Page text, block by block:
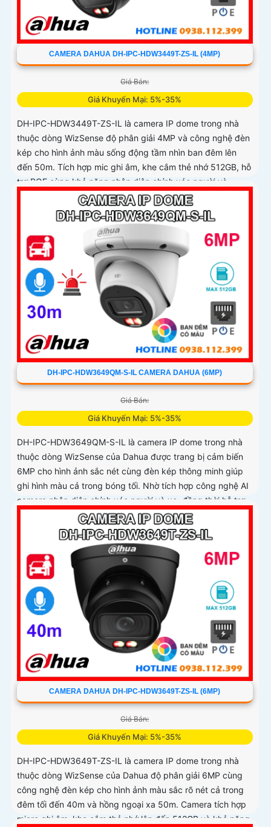
CAMERA DAHUA DH-IPC-HDW3449T-ZS-IL (4MP)
Giá Bán:
Giá Khuyến Mại: 5%-35%
DH-IPC-HDW3449T-ZS-IL là camera IP dome trong nhà
thuộc dòng WizSense độ phân giải 4MP và công nghệ đèn
kép cho hình ảnh màu sống động tầm nhìn ban đêm lên
đến 50m. Tích hợp mic ghi âm, khe cắm thẻ nhớ 512GB, hỗ
trợ POE cùng khả năng nhận diện chính xác người và
phương tiện, camera mang đến giải pháp giám sát an ninh
thông minh, hiệu quả phù hợp lắp đặt tại gia đình, văn
DH-IPC-HDW3649QM-S-IL CAMERA DAHUA (6MP)
Giá Bán:
Giá Khuyến Mại: 5%-35%
DH-IPC-HDW3649QM-S-IL là camera IP dome trong nhà
thuộc dòng WizSense của Dahua được trang bị cảm biến
6MP cho hình ảnh sắc nét cùng đèn kép thông minh giúp
ghi hình màu cả trong bóng tối. Nhờ tích hợp công nghệ AI
camera nhận diện chính xác người và xe, đồng thời hỗ trợ
mic ghi âm rõ ràng và khe thẻ nhớ lên đến 512GB cho khả
năng lưu trữ vượt trội với thiết kế nhỏ gọn cấp nguồn qua
CAMERA DAHUA DH-IPC-HDW3649T-ZS-IL (6MP)
Giá Bán:
Giá Khuyến Mại: 5%-35%
DH-IPC-HDW3649T-ZS-IL là camera IP dome trong nhà
thuộc dòng WizSense của Dahua độ phân giải 6MP cùng
công nghệ đèn kép cho hình ảnh màu sắc rõ nét cả trong
đêm tối đến 40m và hồng ngoại xa 50m. Camera tích hợp
micro ghi âm, khe cắm thẻ nhớ lên đến 512GB và khả năng